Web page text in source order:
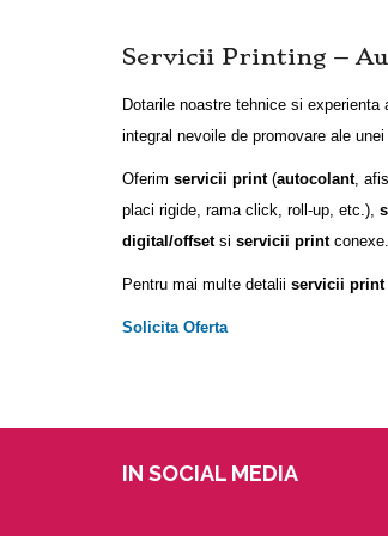
Servicii Printing –
Dotarile noastre tehnice si
integral nevoile de promovare ale
Oferim servicii print(autocolant,
placi rigide, rama click, roll-up, etc.),
digital/offsetsi servicii printconexe.
Pentru mai multe detalii servicii print
Solicita Oferta
IN SOCIAL MEDIA